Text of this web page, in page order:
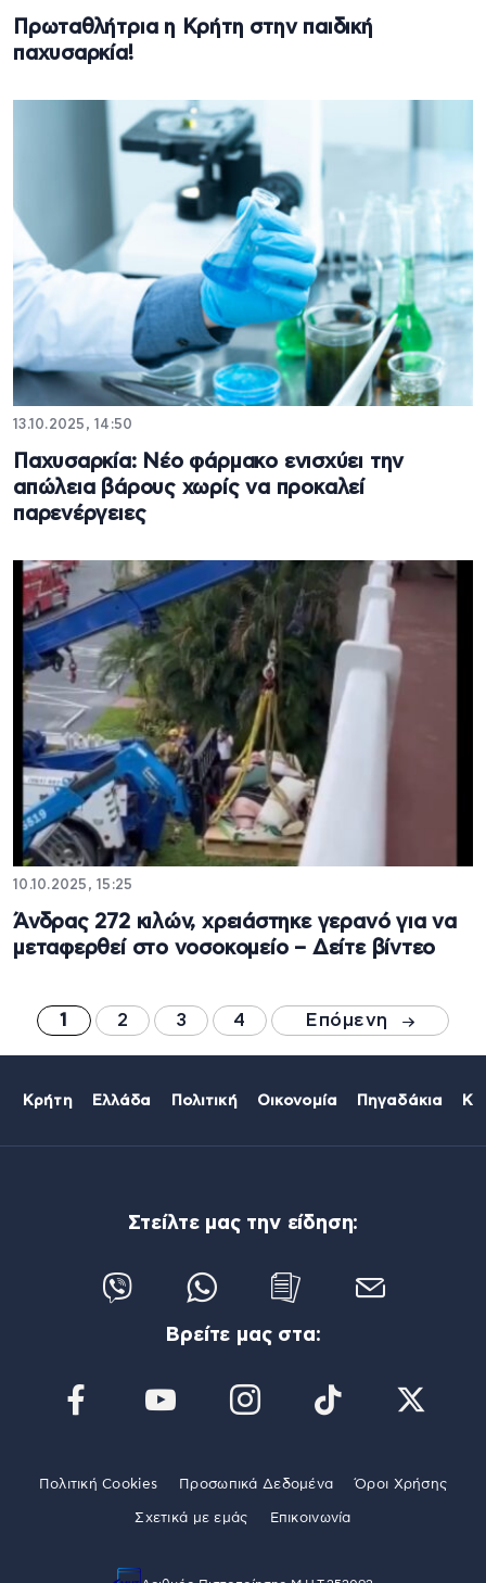
Πρωταθλήτρια η Κρήτη στην παιδική
παχυσαρκία!
13.10.2025, 14:50
Παχυσαρκία: Νέο φάρμακο ενισχύει την
απώλεια βάρους χωρίς να προκαλεί
παρενέργειες
10.10.2025, 15:25
Άνδρας 272 κιλών, χρειάστηκε γερανό για να
μεταφερθεί στο νοσοκομείο – Δείτε βίντεο
1 2 3 4 Επόμενη
Κρήτη Ελλάδα Πολιτική Οικονομία Πηγαδάκια
Στείλτε μας την είδηση:
Βρείτε μας στα:
Πολιτική Cookies Προσωπικά Δεδομένα Όροι Χρήσης
Σχετικά με εμάς Επικοινωνία